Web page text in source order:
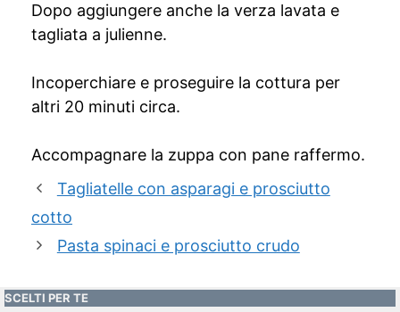
Dopo aggiungere anche la verza lavata e
tagliata a julienne.
Incoperchiare e proseguire la cottura per
altri 20 minuti circa.
Accompagnare la zuppa con pane raffermo.
Tagliatelle con asparagi e prosciutto
cotto
Pasta spinaci e prosciutto crudo
SCELTI PER TE